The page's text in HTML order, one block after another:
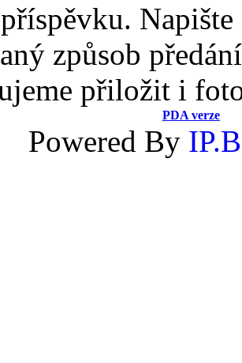
způsob
přiložit i
PDA verze
Powered By